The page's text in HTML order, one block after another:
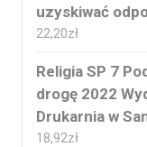
uzyskiwać
22,20zł
Religia SP 7
drogę 2022
Drukarnia w
18,92zł